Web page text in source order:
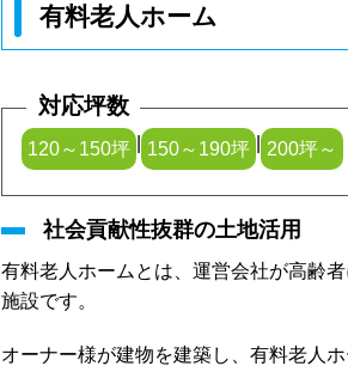
有料老人ホーム
対応坪数
120～150坪 150～190坪 200坪～
社会貢献性抜群の土地活用
有料老人ホームとは、運営会社が高齢
施設です。
オーナー様が建物を建築し、有料老人